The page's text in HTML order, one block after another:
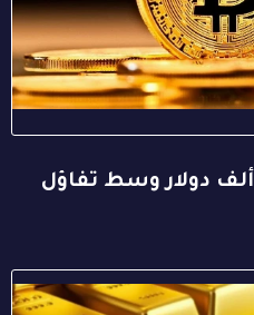
بيتكوين تستقر فوق 64 ألف دولار وسط تفاؤل